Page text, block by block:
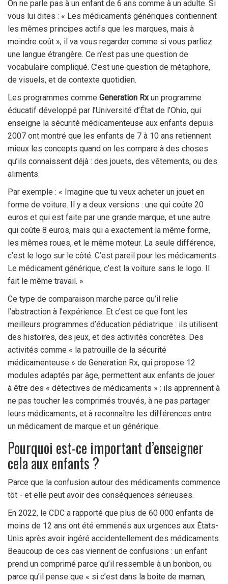
On ne parle pas à un enfant de 6 ans comme à un adulte. Si
vous lui dites : « Les médicaments génériques contiennent
les mêmes principes actifs que les marques, mais à
moindre coût », il va vous regarder comme si vous parliez
une langue étrangère. Ce n’est pas une question de
vocabulaire compliqué. C’est une question de métaphore,
de visuels, et de contexte quotidien.
Les programmes comme Generation Rx un programme
éducatif développé par l’Université d’État de l’Ohio, qui
enseigne la sécurité médicamenteuse aux enfants depuis
2007 ont montré que les enfants de 7 à 10 ans retiennent
mieux les concepts quand on les compare à des choses
qu’ils connaissent déjà : des jouets, des vêtements, ou des
aliments.
Par exemple : « Imagine que tu veux acheter un jouet en
forme de voiture. Il y a deux versions : une qui coûte 20
euros et qui est faite par une grande marque, et une autre
qui coûte 8 euros, mais qui a exactement la même forme,
les mêmes roues, et le même moteur. La seule différence,
c’est le logo sur le côté. C’est pareil pour les médicaments.
Le médicament générique, c’est la voiture sans le logo. Il
fait le même travail. »
Ce type de comparaison marche parce qu’il relie
l’abstraction à l’expérience. Et c’est ce que font les
meilleurs programmes d’éducation pédiatrique : ils utilisent
des histoires, des jeux, et des activités concrètes. Des
activités comme « la patrouille de la sécurité
médicamenteuse » de Generation Rx, qui propose 12
modules adaptés par âge, permettent aux enfants de jouer
à être des « détectives de médicaments » : ils apprennent à
ne pas toucher les comprimés trouvés, à ne pas partager
leurs médicaments, et à reconnaître les différences entre
un médicament de marque et un générique.
Pourquoi est-ce important d’enseigner
cela aux enfants ?
Parce que la confusion autour des médicaments commence
tôt - et elle peut avoir des conséquences sérieuses.
En 2022, le CDC a rapporté que plus de 60 000 enfants de
moins de 12 ans ont été emmenés aux urgences aux États-
Unis après avoir ingéré accidentellement des médicaments.
Beaucoup de ces cas viennent de confusions : un enfant
prend un comprimé parce qu’il ressemble à un bonbon, ou
parce qu’il pense que « si c’est dans la boîte de maman,